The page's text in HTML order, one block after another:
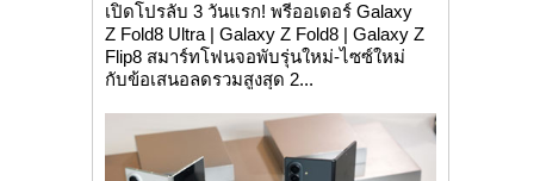
เปิดโปรลับ 3 วันแรก! พรีออเดอร์ Galaxy
Z Fold8 Ultra | Galaxy Z Fold8 | Galaxy Z
Flip8 สมาร์ทโฟนจอพับรุ่นใหม่-ไซซ์ใหม่
กับข้อเสนอลดรวมสูงสุด 2...